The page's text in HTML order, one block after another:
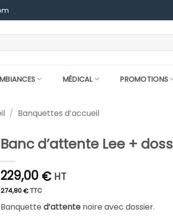
MÉDICAL PROMOTIONS
/ Banquettes d’accueil
Banc d’attente Lee +
229,00 € HT
274,80€TTC
Banquette d’attente noire avec dossier.